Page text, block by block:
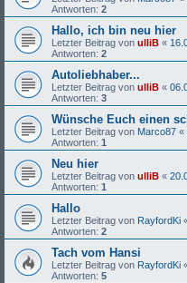
Antworten: 2
Hallo, ich bin neu hier
Letzter Beitrag von ulliB «
Antworten: 2
Autoliebhaber...
Letzter Beitrag von ulliB «
Antworten: 3
Wünsche Euch einen
Letzter Beitrag von Marco87 «
Antworten: 1
Neu hier
Letzter Beitrag von ulliB «
Antworten: 1
Hallo
Letzter Beitrag von RayfordKi
Antworten: 2
Tach vom Hansi
Letzter Beitrag von RayfordKi
Antworten: 5